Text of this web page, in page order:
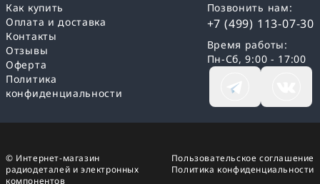
Как купить
Оплата и доставка
Контакты
Отзывы
Оферта
Политика
конфиденциальности
Позвонить нам:
+7 (499) 113-07-30
Время работы:
Пн-Сб, 9:00 - 17:00
© Интернет-магазин
радиодеталей и электронных
компонентов
Пользовательское соглашение
Политика конфиденциальности